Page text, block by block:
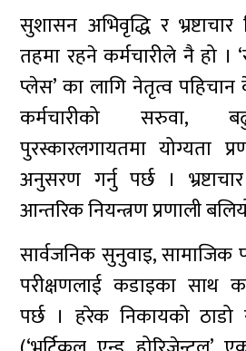
सुशासन अभिवृद्धि र
तहमा रहने कर्मचारीले नै हो ।
प्लेस’ का लागि नेतृत्व पहिचान
कर्मचारीको सरुवा,
पुरस्कारलगायतमा योग्यता
अनुसरण गर्नु पर्छ ।
आन्तरिक नियन्त्रण प्रणाली
सार्वजनिक सुनुवाइ, सामाजिक
परीक्षणलाई कडाइका साथ
पर्छ । हरेक निकायको ठाडो र